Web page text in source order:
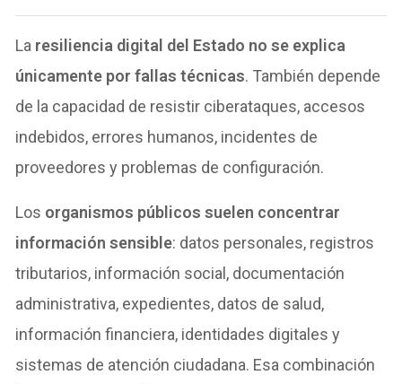
La resiliencia digital del Estado no se explica
únicamente por fallas técnicas. También depende
de la capacidad de resistir ciberataques, accesos
indebidos, errores humanos, incidentes de
proveedores y problemas de configuración.
Los organismos públicos suelen concentrar
información sensible: datos personales, registros
tributarios, información social, documentación
administrativa, expedientes, datos de salud,
información financiera, identidades digitales y
sistemas de atención ciudadana. Esa combinación